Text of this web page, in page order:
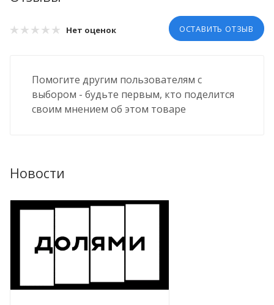
Нет оценок ОСТАВИТЬ ОТЗЫВ
Помогите другим пользователям с
выбором - будьте первым, кто поделится
своим мнением об этом товаре
Новости